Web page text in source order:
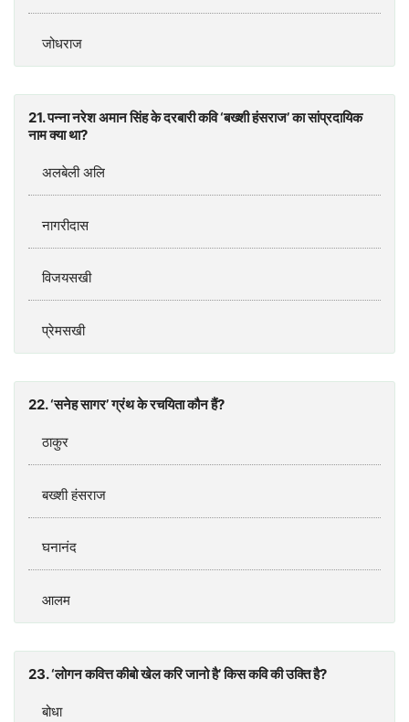
जोधराज
21. पन्ना नरेश अमान सिंह के दरबारी कवि ‘बख्शी हंसराज’ का सांप्रदायिक
नाम क्या था?
अलबेली अलि
नागरीदास
विजयसखी
प्रेमसखी
22. ‘सनेह सागर’ ग्रंथ के रचयिता कौन हैं?
ठाकुर
बख्शी हंसराज
घनानंद
आलम
23. ‘लोगन कवित्त कीबो खेल करि जानो है’ किस कवि की उक्ति है?
बोधा